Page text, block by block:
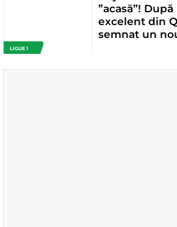
LIGUE 1
”acasă”!
excelent din
semnat un